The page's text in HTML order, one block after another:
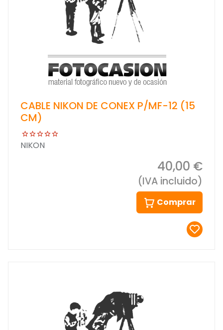
CABLE NIKON DE CONEX P/MF-12 (15
CM)
NIKON
40,00 €
(IVA incluido)
Comprar